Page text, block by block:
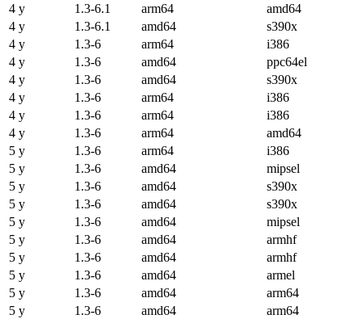
4 y
1.3-6.1 arm64
amd64
4 y
1.3-6.1 amd64
s390x
4 y
1.3-6 arm64
i386
4 y
1.3-6 amd64
ppc64el
4 y
1.3-6 amd64
s390x
4 y
1.3-6 arm64
i386
4 y
1.3-6 arm64
i386
4 y
1.3-6 arm64
amd64
5 y
1.3-6 arm64
i386
5 y
1.3-6 amd64
mipsel
5 y
1.3-6 amd64
s390x
5 y
1.3-6 amd64
s390x
5 y
1.3-6 amd64
mipsel
5 y
1.3-6 amd64
armhf
5 y
1.3-6 amd64
armhf
5 y
1.3-6 amd64
armel
5 y
1.3-6 amd64
arm64
5 y
1.3-6 amd64
arm64